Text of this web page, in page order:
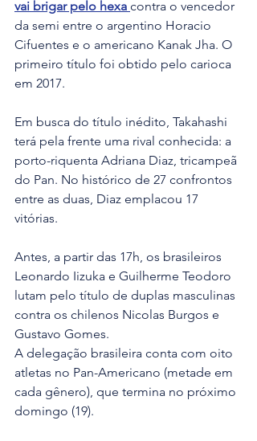
vai brigar pelo hexa contra o vencedor
da semi entre o argentino Horacio
Cifuentes e o americano Kanak Jha. O
primeiro título foi obtido pelo carioca
em 2017.
Em busca do título inédito, Takahashi
terá pela frente uma rival conhecida: a
porto-riquenta Adriana Diaz, tricampeã
do Pan. No histórico de 27 confrontos
entre as duas, Diaz emplacou 17
vitórias.
Antes, a partir das 17h, os brasileiros
Leonardo Iizuka e Guilherme Teodoro
lutam pelo título de duplas masculinas
contra os chilenos Nicolas Burgos e
Gustavo Gomes.
A delegação brasileira conta com oito
atletas no Pan-Americano (metade em
cada gênero), que termina no próximo
domingo (19).